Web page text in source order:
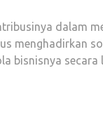
dalam
menghadirkan
bisnisnya secara